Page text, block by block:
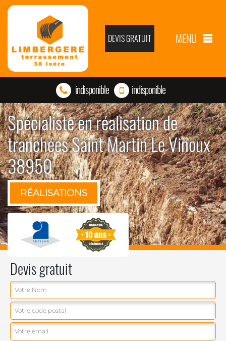
DEVIS GRATUIT MENU
indisponible indisponible
Spécialiste en réalisation de
tranchées Saint Martin Le Vinoux
38950
RÉALISATIONS
Devis gratuit